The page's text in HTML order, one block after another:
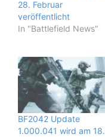
28. Februar
veröffentlicht
In "Battlefield News"
BF2042 Update
1.000.041 wird am 18.